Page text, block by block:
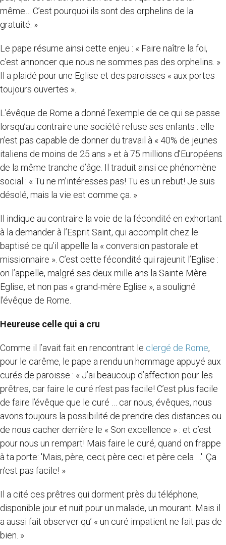
même… C’est pourquoi ils sont des orphelins de la
gratuité. »
Le pape résume ainsi cette enjeu : « Faire naître la foi,
c’est annoncer que nous ne sommes pas des orphelins. »
Il a plaidé pour une Eglise et des paroisses « aux portes
toujours ouvertes ».
L’évêque de Rome a donné l’exemple de ce qui se passe
lorsqu’au contraire une société refuse ses enfants : elle
n’est pas capable de donner du travail à « 40% de jeunes
italiens de moins de 25 ans » et à 75 millions d’Européens
de la même tranche d’âge. Il traduit ainsi ce phénomène
social : « Tu ne m’intéresses pas! Tu es un rebut! Je suis
désolé, mais la vie est comme ça. »
Il indique au contraire la voie de la fécondité en exhortant
à la demander à l’Esprit Saint, qui accomplit chez le
baptisé ce qu’il appelle la « conversion pastorale et
missionnaire ». C’est cette fécondité qui rajeunit l’Eglise :
on l’appelle, malgré ses deux mille ans la Sainte Mère
Eglise, et non pas « grand-mère Eglise », a souligné
l’évêque de Rome.
Heureuse celle qui a cru
Comme il l’avait fait en rencontrant le clergé de Rome,
pour le carême, le pape a rendu un hommage appuyé aux
curés de paroisse : « J’ai beaucoup d’affection pour les
prêtres, car faire le curé n’est pas facile! C’est plus facile
de faire l’évêque que le curé … car nous, évêques, nous
avons toujours la possibilité de prendre des distances ou
de nous cacher derrière le « Son excellence » : et c’est
pour nous un rempart! Mais faire le curé, quand on frappe
à ta porte: 'Mais, père, ceci; père ceci et père cela …'. Ça
n’est pas facile! »
Il a cité ces prêtres qui dorment près du téléphone,
disponible jour et nuit pour un malade, un mourant. Mais il
a aussi fait observer qu’ « un curé impatient ne fait pas de
bien. »